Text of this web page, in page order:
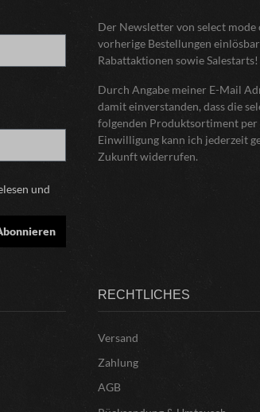
und
Der Newsletter von select
vorherige Bestellungen
Rabattaktionen sowie Salestarts!
Durch Angabe meiner E-Mail
damit einverstanden, dass die
folgenden Produktsortiment per
Einwilligung kann ich jederzeit
Zukunft widerrufen.
RECHTLICHES
Versand
Zahlung
AGB